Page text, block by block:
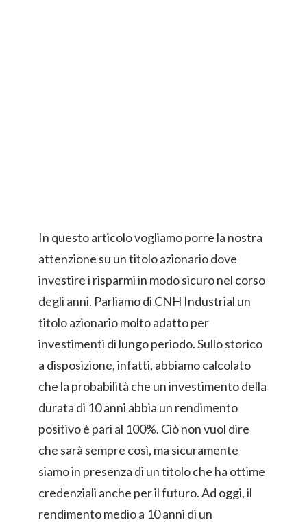
In questo articolo vogliamo porre la nostra
attenzione su un titolo azionario dove
investire i risparmi in modo sicuro nel corso
degli anni. Parliamo di CNH Industrial un
titolo azionario molto adatto per
investimenti di lungo periodo. Sullo storico
a disposizione, infatti, abbiamo calcolato
che la probabilità che un investimento della
durata di 10 anni abbia un rendimento
positivo è pari al 100%. Ciò non vuol dire
che sarà sempre così, ma sicuramente
siamo in presenza di un titolo che ha ottime
credenziali anche per il futuro. Ad oggi, il
rendimento medio a 10 anni di un